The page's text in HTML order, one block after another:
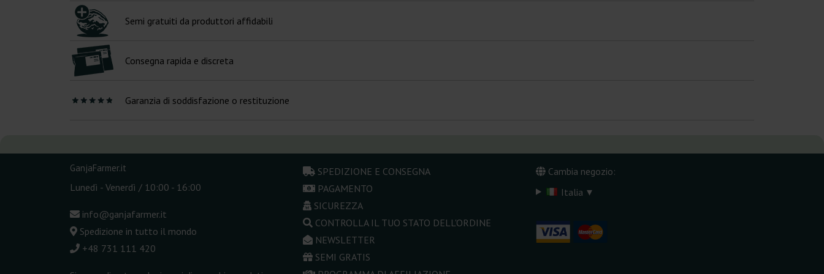
Semi gratuiti da produttori affidabili
Consegna rapida e discreta
Garanzia di soddisfazione o restituzione
GanjaFarmer.it
Lunedì - Venerdì / 10:00 - 16:00
info@ganjafarmer.it
Spedizione in tutto il mondo
+48 731 111 420
SPEDIZIONE E CONSEGNA
PAGAMENTO
SICUREZZA
CONTROLLA IL TUO STATO DELL'ORDINE
NEWSLETTER
SEMI GRATIS
Cambia negozio:
Italia ▾